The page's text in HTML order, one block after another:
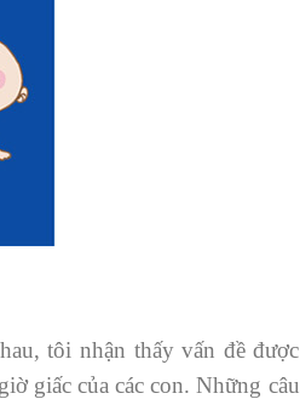
tôi nhận thấy vấn đề được
giấc của các con. Những câu